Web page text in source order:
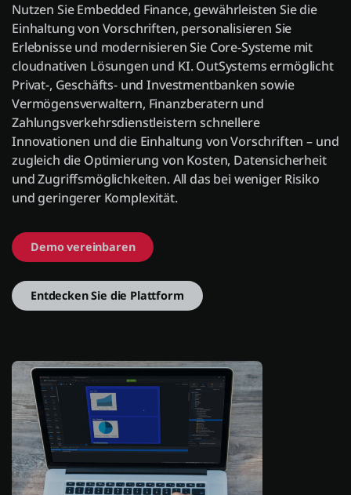
Lösungen
Entwickler
Über uns
Einloggen
Vertrieb kontaktieren
Support
Nutzen Sie Embedded Finance, gewährleisten Sie die
Einhaltung von Vorschriften, personalisieren Sie
Erlebnisse und modernisieren Sie Core-Systeme mit
cloudnativen Lösungen und KI. OutSystems ermöglicht
Privat-, Geschäfts- und Investmentbanken sowie
Vermögensverwaltern, Finanzberatern und
Zahlungsverkehrsdienstleistern schnellere
Innovationen und die Einhaltung von Vorschriften – und
zugleich die Optimierung von Kosten, Datensicherheit
und Zugriffsmöglichkeiten. All das bei weniger Risiko
und geringerer Komplexität.
Demo vereinbaren
Entdecken Sie die Plattform